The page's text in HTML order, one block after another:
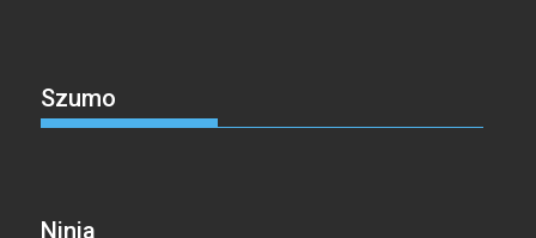
Szumo
Ninja